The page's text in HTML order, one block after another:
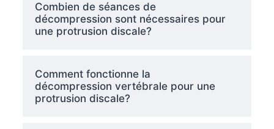
Combien de séances de
décompression sont nécessaires pour
une protrusion discale?
Comment fonctionne la
décompression vertébrale pour une
protrusion discale?